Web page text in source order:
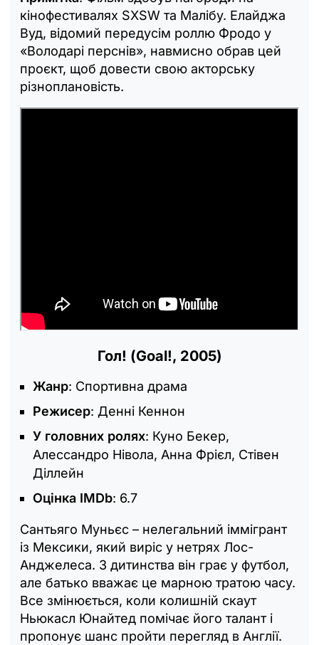
кінофестивалях SXSW та Малібу. Елайджа
Вуд, відомий передусім роллю Фродо у
«Володарі перснів», навмисно обрав цей
проєкт, щоб довести свою акторську
різноплановість.
Гол! (Goal!, 2005)
Жанр: Спортивна драма
Режисер: Денні Кеннон
У головних ролях: Куно Бекер,
Алессандро Нівола, Анна Фрієл, Стівен
Діллейн
Оцінка IMDb: 6.7
Сантьяго Муньєс – нелегальний іммігрант
із Мексики, який виріс у нетрях Лос-
Анджелеса. З дитинства він грає у футбол,
але батько вважає це марною тратою часу.
Все змінюється, коли колишній скаут
Ньюкасл Юнайтед помічає його талант і
пропонує шанс пройти перегляд в Англії.